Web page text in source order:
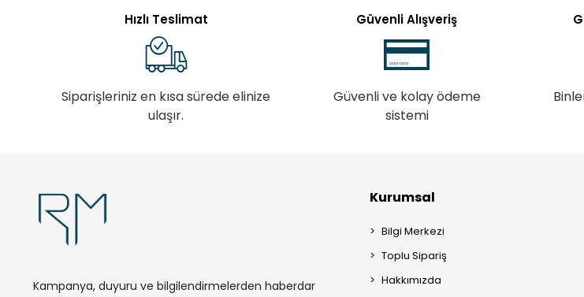
Hızlı Teslimat
Siparişleriniz en kısa sürede elinize
ulaşır.
Güvenli Alışveriş
Güvenli ve kolay ödeme
sistemi
Kampanya, duyuru ve bilgilendirmelerden haberdar
Kurumsal
Bilgi Merkezi
Toplu Sipariş
Hakkımızda